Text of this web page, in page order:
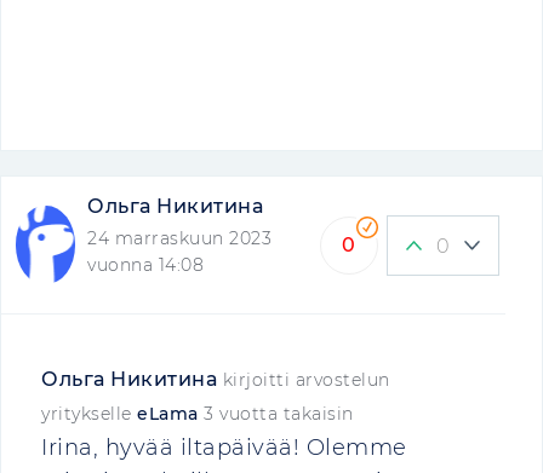
Ольга Никитина
24 marraskuun 2023
vuonna 14:08
0 0
Ольга Никитина kirjoitti arvostelun
yritykselle eLama 3 vuotta takaisin
Irina, hyvää iltapäivää! Olemme